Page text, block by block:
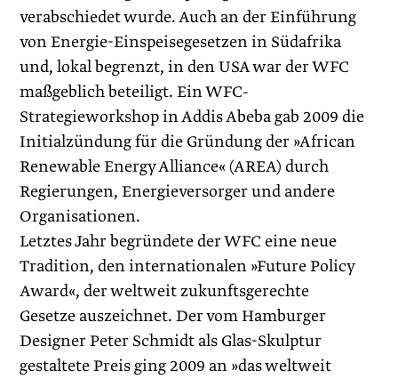
verabschiedet wurde. Auch an der Einführung
von Energie-Einspeisegesetzen in Südafrika
und, lokal begrenzt, in den USA war der WFC
maßgeblich beteiligt. Ein WFC-
Strategieworkshop in Addis Abeba gab 2009 die
Initialzündung für die Gründung der »African
Renewable Energy Alliance« (AREA) durch
Regierungen, Energieversorger und andere
Organisationen.
Letztes Jahr begründete der WFC eine neue
Tradition, den internationalen »Future Policy
Award«, der weltweit zukunftsgerechte
Gesetze auszeichnet. Der vom Hamburger
Designer Peter Schmidt als Glas-Skulptur
gestaltete Preis ging 2009 an »das weltweit